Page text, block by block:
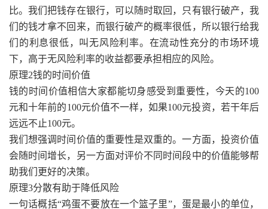
比。我们把钱存在银行，可以随时取回，只有银行破产，我
们的钱才拿不回来，而银行破产的概率很低，所以银行给我
们的利息很低，叫无风险利率。在流动性充分的市场环境
下，高于无风险利率的收益都要承担相应的风险。
原理2钱的时间价值
钱的时间价值相信大家都能切身感受到重要性，今天的100
元和十年前的100元价值不一样，如果100元投资，若干年后
远远不止100元。
我们想强调时间价值的重要性是双重的。一方面，投资价值
会随时间增长，另一方面对评价不同时间段中的价值能够帮
助我们更好的决策。
原理3分散有助于降低风险
一句话概括“鸡蛋不要放在一个篮子里”，蛋是最小的单位，